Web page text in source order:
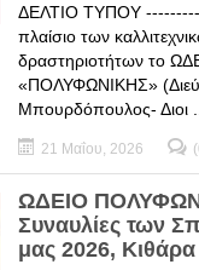
ΔΕΛΤΙΟ ΤΥΠΟΥ
πλαίσιο των
δραστηριοτήτων το
«ΠΟΛΥΦΩΝΙΚΗΣ»
Μπουρδόπουλος- Διοι ...
21 Μαΐου, 2026
ΩΔΕΙΟ
Συναυλίες των
μας 2026, Κιθάρα